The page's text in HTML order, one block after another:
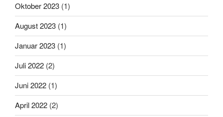
Oktober 2023 (1)
August 2023 (1)
Januar 2023 (1)
Juli 2022 (2)
Juni 2022 (1)
April 2022 (2)